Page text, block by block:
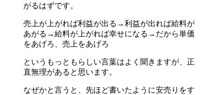
がるはずです。
売上が上がれば利益が出る→利益が出れば給料が
あがる→給料が上がれば幸せになる→だから単価
をあげろ、売上をあげろ
というもっともらしい言葉はよく聞きますが、正
直無理があると思います。
なぜかと言うと、先ほど書いたように安売りをす